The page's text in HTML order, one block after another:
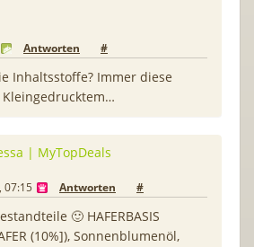
Antworten #
Inhaltsstoffe? Immer diese
| MyTopDeals
07:15 Antworten #
🙂 HAFERBASIS
(10%]), Sonnenblumenöl,